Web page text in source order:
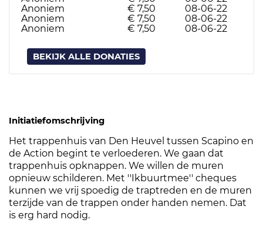
Anoniem
€ 7,50
08-06-22
Anoniem
€ 7,50
08-06-22
Anoniem
€ 7,50 08-06-22
BEKIJK ALLE DONATIES
Initiatiefomschrijving
Het trappenhuis van Den Heuvel tussen Scapino en
de Action begint te verloederen. We gaan dat
trappenhuis opknappen. We willen de muren
opnieuw schilderen. Met ''Ikbuurtmee'' cheques
kunnen we vrij spoedig de traptreden en de muren
terzijde van de trappen onder handen nemen. Dat
is erg hard nodig.